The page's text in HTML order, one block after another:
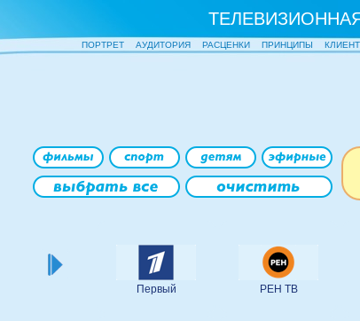
ПОРТРЕТ АУДИТОРИЯ РАСЦЕНКИ ПРИНЦИПЫ
Первый РЕН ТВ